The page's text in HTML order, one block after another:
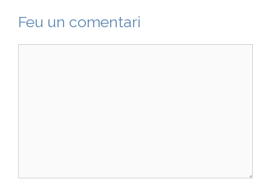
Feu un comentari